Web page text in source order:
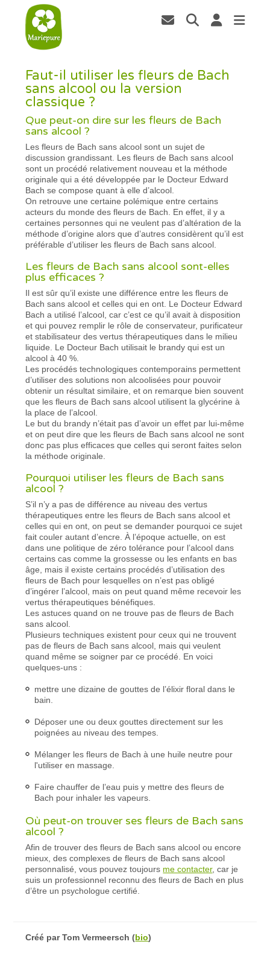
Faut-il utiliser les fleurs de Bach
sans alcool ou la version
classique ?
Que peut-on dire sur les fleurs de Bach
sans alcool ?
Les fleurs de Bach sans alcool sont un sujet de
discussion grandissant. Les fleurs de Bach sans alcool
sont un procédé relativement nouveau et la méthode
originale qui a été développée par le Docteur Edward
Bach se compose quant à elle d’alcool.
On retrouve une certaine polémique entre certains
acteurs du monde des fleurs de Bach. En effet, il y a
certaines personnes qui ne veulent pas d’altération de la
méthode d’origine alors que d’autres considèrent qu’il est
préférable d’utiliser les fleurs de Bach sans alcool.
Les fleurs de Bach sans alcool sont-elles
plus efficaces ?
Il est sûr qu’il existe une différence entre les fleurs de
Bach sans alcool et celles qui en ont. Le Docteur Edward
Bach a utilisé l’alcool, car c’est ce qu’il avait à disposition
et qui pouvez remplir le rôle de conservateur, purificateur
et stabilisateur des vertus thérapeutiques dans le milieu
liquide. Le Docteur Bach utilisait le brandy qui est un
alcool à 40 %.
Les procédés technologiques contemporains permettent
d’utiliser des solutions non alcoolisées pour pouvoir
obtenir un résultat similaire, et on remarque bien souvent
que les fleurs de Bach sans alcool utilisent la glycérine à
la place de l’alcool.
Le but du brandy n’était pas d’avoir un effet par lui-même
et on peut dire que les fleurs de Bach sans alcool ne sont
donc pas plus efficaces que celles qui seront faites selon
la méthode originale.
Pourquoi utiliser les fleurs de Bach sans
alcool ?
S’il n’y a pas de différence au niveau des vertus
thérapeutiques entre les fleurs de Bach sans alcool et
celles qui en ont, on peut se demander pourquoi ce sujet
fait couler autant d’encre. À l’époque actuelle, on est
dans une politique de zéro tolérance pour l’alcool dans
certains cas comme la grossesse ou les enfants en bas
âge, mais il existe certains procédés d’utilisation des
fleurs de Bach pour lesquelles on n’est pas obligé
d’ingérer l’alcool, mais on peut quand même recevoir les
vertus thérapeutiques bénéfiques.
Les astuces quand on ne trouve pas de fleurs de Bach
sans alcool.
Plusieurs techniques existent pour ceux qui ne trouvent
pas de fleurs de Bach sans alcool, mais qui veulent
quand même se soigner par ce procédé. En voici
quelques-uns :
mettre une dizaine de gouttes de l’élixir floral dans le
bain.
Déposer une ou deux gouttes directement sur les
poignées au niveau des tempes.
Mélanger les fleurs de Bach à une huile neutre pour
l'utiliser en massage.
Faire chauffer de l’eau puis y mettre des fleurs de
Bach pour inhaler les vapeurs.
Où peut-on trouver ses fleurs de Bach sans
alcool ?
Afin de trouver des fleurs de Bach sans alcool ou encore
mieux, des complexes de fleurs de Bach sans alcool
personnalisé, vous pouvez toujours me contacter, car je
suis un professionnel reconnu des fleurs de Bach en plus
d’être un psychologue certifié.
Créé parTom Vermeersch (bio)